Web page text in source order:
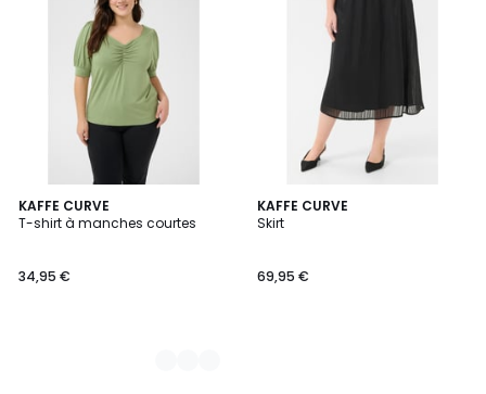
KAFFE CURVE
T-shirt à manches courtes
34,95 €
12
Couleurs
KAFFE CURVE
Skirt
69,95 €